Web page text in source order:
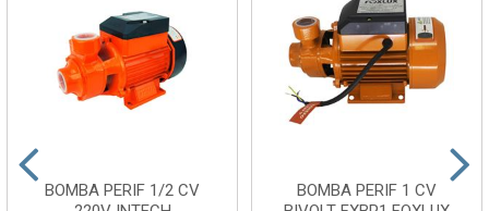
BOMBA PERIF 1/2 CV
BOMBA PERIF 1 CV